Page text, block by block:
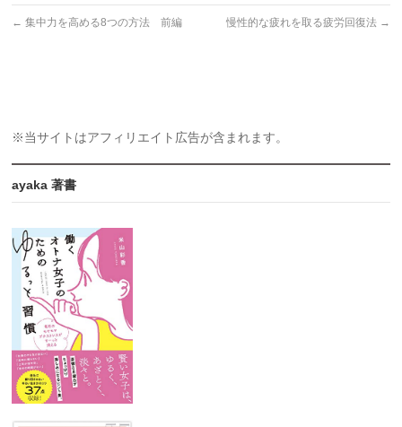
← 集中力を高める8つの方法 前編 慢性的な疲れを取る疲労回復法 →
※当サイトはアフィリエイト広告が含まれます。
ayaka 著書